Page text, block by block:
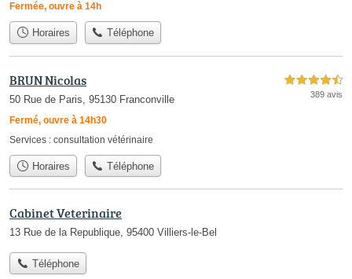
Fermée, ouvre à 14h
Horaires Téléphone
BRUN Nicolas
50 Rue de Paris, 95130 Franconville
Fermé, ouvre à 14h30
4,5 étoiles sur 5
389 avis
Services : consultation vétérinaire
Horaires Téléphone
Cabinet Veterinaire
13 Rue de la Republique, 95400 Villiers-le-Bel
Téléphone